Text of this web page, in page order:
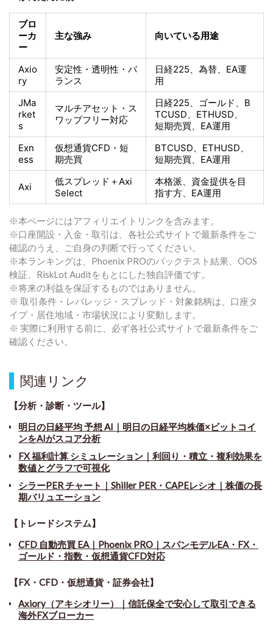
ブロ
ーカ
ー
主な強み 向いている用途
Axio
ry
安定性・透明性・バ
ランス
日経225、為替、EA運
用
JMa
rket
s
マルチアセット・ス
ワップフリー対応
日経225、ゴールド、 B
TCUSD、ETHUSD、
短期売買、EA運用
Exn
ess
仮想通貨CFD・短
期売買
BTCUSD、ETHUSD、
短期売買、EA運用
Axi 低スプレッド＋Axi
Select
本格派、資金提供を目
指す方、EA運用
※本ページにはアフィリエイトリンクを含みます。
※口座開設・入金・取引は、各社公式サイトで最新条件をご
確認のうえ、ご自身の判断で行ってください。
※本ランキングは、Phoenix PROのバックテスト結果、OOS
検証、RiskLot Auditをもとにした独自評価です。
※将来の利益を保証するものではありません。
※ 取引条件・レバレッジ・スプレッド・対象銘柄は、口座タ
イプ・居住地域・市場状況により変動します。
※ 実際に利用する前に、必ず各社公式サイトで最新条件をご
確認ください。
関連リンク
【分析・診断・ツール】
明日の日経平均 予想 AI｜明日の日経平均株価×ビットコイ
ンをAIがスコア分析
FX 福利計算 シミュレーション｜利回り・積立・複利効果を
数値とグラフで可視化
シラーPER チャート ｜ Shiller PER・CAPEレシオ｜株価の長
期バリュエーション
【トレードシステム】
CFD 自動売買 EA｜Phoenix PRO｜スパンモデルEA・FX・
ゴールド・指数・仮想通貨CFD対応
【FX・CFD・仮想通貨・証券会社】
Axiory（アキシオリー）｜信託保全で安心して取引できる
海外FXブローカー